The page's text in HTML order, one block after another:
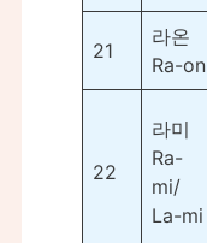
21
라온
Ra-on
22
라미
Ra-
mi/
La-mi